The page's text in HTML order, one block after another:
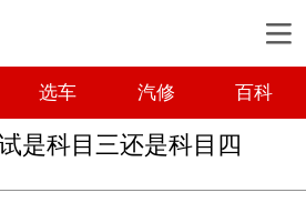
选车 汽修 百科
是科目三还是科目四